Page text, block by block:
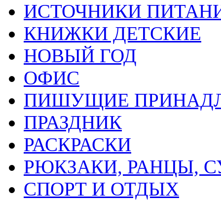
ИСТОЧНИКИ
КНИЖКИ ДЕТСКИЕ
НОВЫЙ ГОД
ОФИС
ПИШУЩИЕ
ПРАЗДНИК
РАСКРАСКИ
РЮКЗАКИ, РАНЦЫ,
СПОРТ И ОТДЫХ